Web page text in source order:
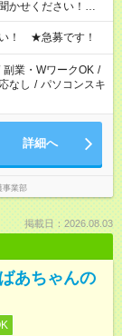
かせください！★家
相談ください。
い！ ★急募です！
副業・WワークOK /
なし / パソコンスキ
詳細へ
事業部
掲載日：2026.08.03
あちゃんの